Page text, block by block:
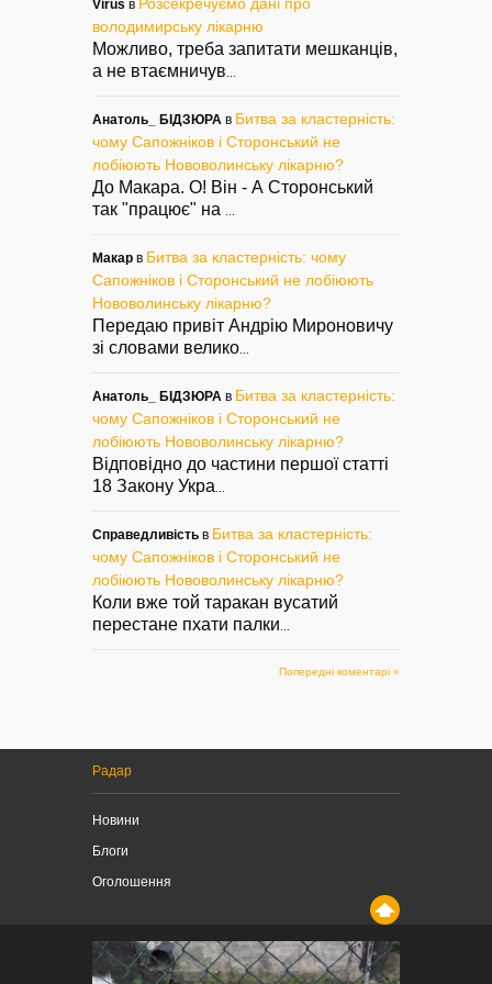
Virus в
володимирську лікарню
Можливо, треба запитати мешканців,
а не втаємничув
Анатоль_ БІДЗЮРА в Битва за кластерність:
чому Сапожніков і Сторонський не
лобіюють Нововолинську лікарню?
До Макара. О! Він - А Сторонський
так "працює" на
Макар в Битва за кластерність: чому
Сапожніков і Сторонський не лобіюють
Нововолинську лікарню?
Передаю привіт Андрію Мироновичу
зі словами велико
Анатоль_ БІДЗЮРА в Битва за кластерність:
чому Сапожніков і Сторонський не
лобіюють Нововолинську лікарню?
Відповідно до частини першої статті
18 Закону Укра
Справедливість в Битва за кластерність:
чому Сапожніков і Сторонський не
лобіюють Нововолинську лікарню?
Коли вже той таракан вусатий
перестане пхати палки
Попередні коментарі »
Радар
Новини
Блоги
Оголошення